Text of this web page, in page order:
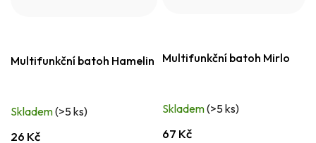
Multifunkční batoh Hamelin
Skladem(>5 ks)
26 Kč
Multifunkční batoh Mirlo
Skladem(>5 ks)
67 Kč